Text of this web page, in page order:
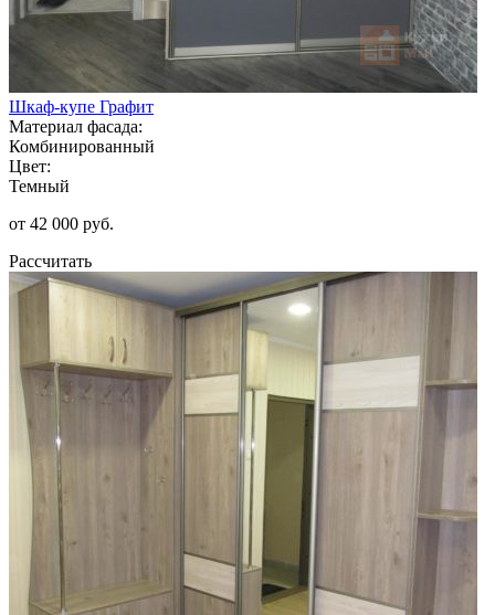
Шкаф-купе Графит
Материал фасада:
Комбинированный
Цвет:
Темный
от 42 000 руб.
Рассчитать